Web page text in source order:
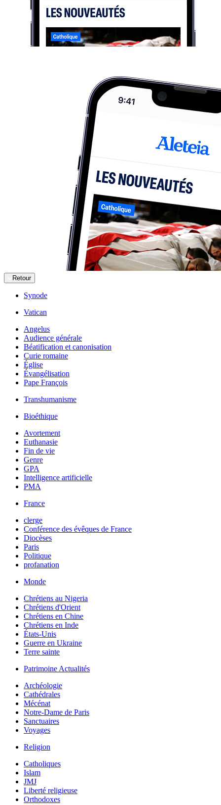
Retour
Synode
Vatican
Angelus
Audience générale
Béatification et canonisation
Curie romaine
Église
Évangélisation
Pape François
Transhumanisme
Bioéthique
Avortement
Euthanasie
Fin de vie
Genre
GPA
Intelligence artificielle
PMA
France
clerge
Conférence des évêques de France
Diocèses
Paris
Politique
profanation
Monde
Chrétiens au Nigeria
Chrétiens d'Orient
Chrétiens en Chine
Chrétiens en Inde
États-Unis
Guerre en Ukraine
Terre sainte
Patrimoine Actualités
Archéologie
Cathédrales
Mécénat
Notre-Dame de Paris
Sanctuaires
Voyages
Religion
Catholiques
Islam
JMJ
Liberté religieuse
Orthodoxes